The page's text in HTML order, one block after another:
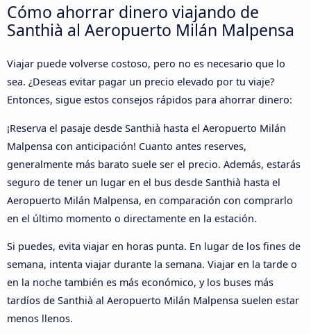
Cómo ahorrar dinero viajando de
Santhià al Aeropuerto Milán Malpensa
Viajar puede volverse costoso, pero no es necesario que lo
sea. ¿Deseas evitar pagar un precio elevado por tu viaje?
Entonces, sigue estos consejos rápidos para ahorrar dinero:
¡Reserva el pasaje desde Santhià hasta el Aeropuerto Milán
Malpensa con anticipación! Cuanto antes reserves,
generalmente más barato suele ser el precio. Además, estarás
seguro de tener un lugar en el bus desde Santhià hasta el
Aeropuerto Milán Malpensa, en comparación con comprarlo
en el último momento o directamente en la estación.
Si puedes, evita viajar en horas punta. En lugar de los fines de
semana, intenta viajar durante la semana. Viajar en la tarde o
en la noche también es más económico, y los buses más
tardíos de Santhià al Aeropuerto Milán Malpensa suelen estar
menos llenos.